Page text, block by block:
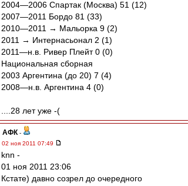
2004—2006 Спартак (Москва) 51 (12)
2007—2011 Бордо 81 (33)
2010—2011 → Мальорка 9 (2)
2011 → Интернасьонал 2 (1)
2011—н.в. Ривер Плейт 0 (0)
Национальная сборная
2003 Аргентина (до 20) 7 (4)
2008—н.в. Аргентина 4 (0)
....28 лет уже -(
АФК -
02 ноя 2011 07:49
knn -
01 ноя 2011 23:06
Кстате) давно созрел до очередного